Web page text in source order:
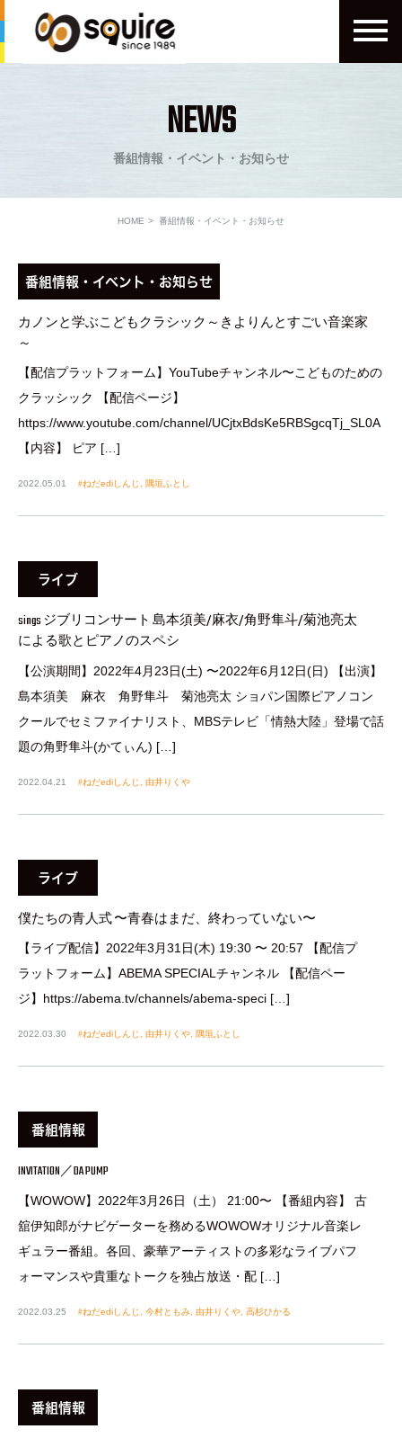
NEWS
番組情報・イベント・お知らせ
HOME 番組情報・イベント・お知らせ
番組情報・イベント・お知らせ
カノンと学ぶこどもクラシック～きよりんとすごい音楽家
～
【配信プラットフォーム】YouTubeチャンネル〜こどものための
クラッシック 【配信ページ】
https://www.youtube.com/channel/UCjtxBdsKe5RBSgcqTj_SL0A
【内容】 ピア […]
2022.05.01 ねだediしんじ, 隅垣ふとし
ライブ
sings ジブリコンサート 島本須美/麻衣/角野隼斗/菊池亮太
による歌とピアノのスペシ
【公演期間】2022年4月23日(土) 〜2022年6月12日(日) 【出演】
島本須美 麻衣 角野隼斗 菊池亮太 ショパン国際ピアノコン
クールでセミファイナリスト、MBSテレビ「情熱大陸」登場で話
題の角野隼斗(かてぃん) […]
2022.04.21 ねだediしんじ 由井りくや
ライブ
僕たちの青人式 〜青春はまだ、終わっていない〜
【ライブ配信】2022年3月31日(木) 19:30 〜 20:57 【配信プ
ラットフォーム】ABEMA SPECIALチャンネル 【配信ペー
ジ】https://abema.tv/channels/abema-speci […]
2022.03.30 ねだediしんじ, 由井りくや, 隅垣ふとし
番組情報
INVITATION／DA PUMP
【WOWOW】2022年3月26日（土） 21:00〜 【番組内容】 古
舘伊知郎がナビゲーターを務めるWOWOWオリジナル音楽レ
ギュラー番組。各回、豪華アーティストの多彩なライブパフ
ォーマンスや貴重なトークを独占放送・配 […]
2022.03.25 ねだediしんじ 今村ともみ 由井りくや 高杉ひかる
番組情報